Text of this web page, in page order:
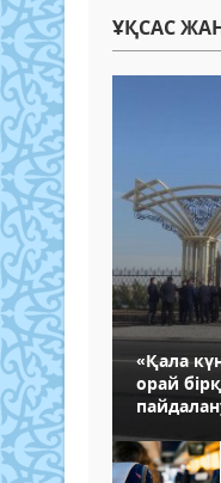
ҰҚСАС
«Қала
орай